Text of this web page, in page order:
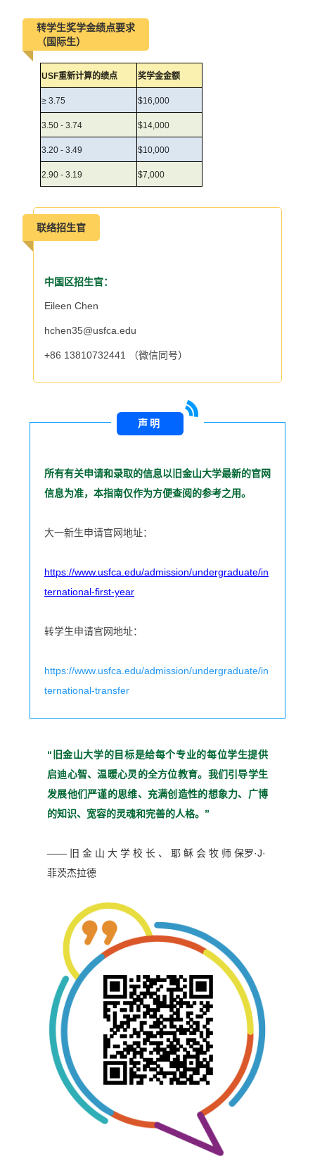
转学生奖学金绩点要求
（国际生）
USF重新计算的绩点 奖学金金额
≥ 3.75 $16,000
3.50 - 3.74 $14,000
3.20 - 3.49 $10,000
2.90 - 3.19 $7,000
联络招生官
中国区招生官：
Eileen Chen
hchen35@usfca.edu
+86 13810732441 （微信同号）
声明
所有有关申请和录取的信息以旧金山大学最新的官网
信息为准，本指南仅作为方便查阅的参考之用。
大一新生申请官网地址：
https://www.usfca.edu/admission/undergraduate/in
ternational-first-year
转学生申请官网地址：
https://www.usfca.edu/admission/undergraduate/in
ternational-transfer
“旧金山大学的目标是给每个专业的每位学生提供
启迪心智、温暖心灵的全方位教育。 我们引导学生
发展他们严谨的思维、充满创造性的想象力、广博
的知识、宽容的灵魂和完善的人格。”
—— 旧 金 山 大 学 校 长 、 耶 稣 会 牧 师 保罗·J·
菲茨杰拉德